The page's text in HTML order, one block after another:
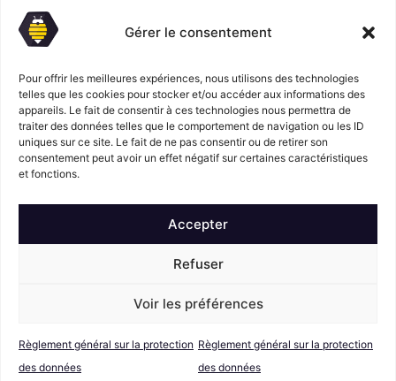
Gérer le consentement
Pour offrir les meilleures expériences, nous utilisons des technologies
telles que les cookies pour stocker et/ou accéder aux informations des
appareils. Le fait de consentir à ces technologies nous permettra de
traiter des données telles que le comportement de navigation ou les ID
uniques sur ce site. Le fait de ne pas consentir ou de retirer son
consentement peut avoir un effet négatif sur certaines caractéristiques
et fonctions.
Accepter
Refuser
Voir les préférences
Règlement général sur la protection
des données
Règlement général sur la protection
des données
*D
P
consens au traitement de mes données personnelles
dans ces conditions.*
S'abonner
Suivez l'actualité du Rucher créatif
Créatif
Mentions légales
Conditions générales de vente RGPD